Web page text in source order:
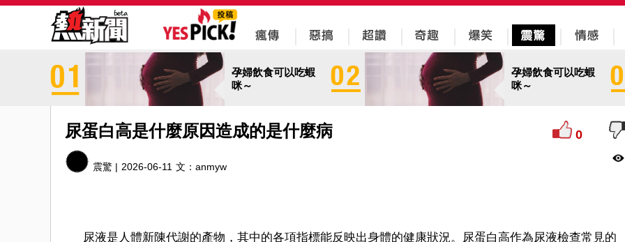
孕婦飲食可以吃蝦
咪～
孕婦飲食可以吃蝦
咪～
尿蛋白高是什麼原因造成的是什麼病 0
震驚 | 2026-06-11 文： anmyw
尿液是人體新陳代謝的產物，其中的各項指標能反映出身體的健康狀況。尿蛋白高作為尿液檢查常見的